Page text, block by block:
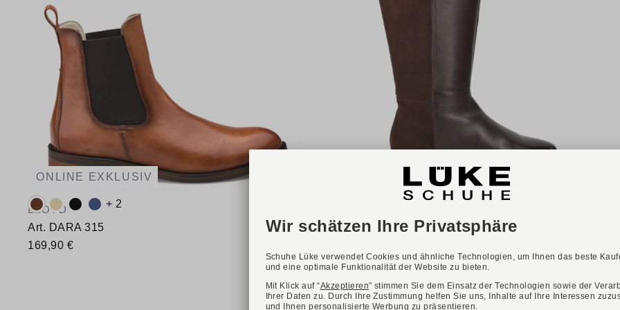
ONLINE EXKLUSIV
LLOYD
Art. DARA 315
169,90 €
Verfügbare Farbvarianten:
+ 2
41
Art. CAMBRIDGE ST
Verfügbare Größen